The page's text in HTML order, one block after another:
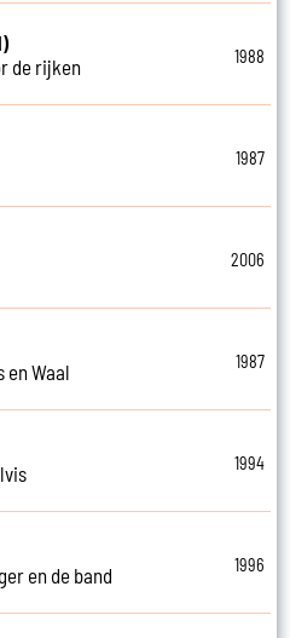
de rijken
1988
1987
2006
en Waal
1987
1994
en de band
1996